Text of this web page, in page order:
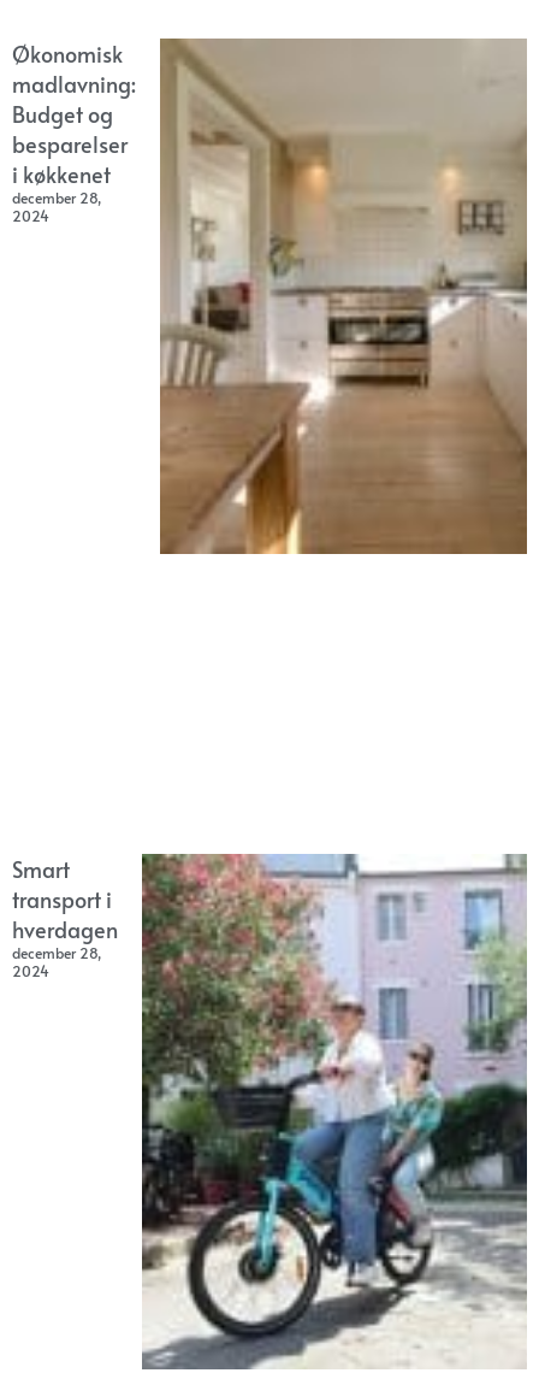
Økonomisk
madlavning:
Budget og
besparelser
i køkkenet
december 28,
2024
Smart
transport i
hverdagen
december 28,
2024